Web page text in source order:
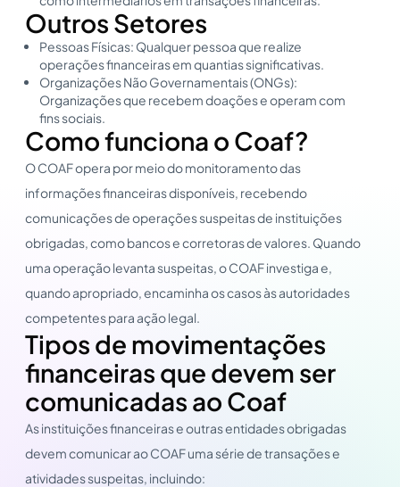
Outros Setores
Pessoas Físicas: Qualquer pessoa que realize
operações financeiras em quantias significativas.
Organizações Não Governamentais (ONGs):
Organizações que recebem doações e operam com
fins sociais.
Como funciona o Coaf?
O COAF opera por meio do monitoramento das
informações financeiras disponíveis, recebendo
comunicações de operações suspeitas de instituições
obrigadas, como bancos e corretoras de valores. Quando
uma operação levanta suspeitas, o COAF investiga e,
quando apropriado, encaminha os casos às autoridades
competentes para ação legal.
Tipos de movimentações
financeiras que devem ser
comunicadas ao Coaf
As instituições financeiras e outras entidades obrigadas
devem comunicar ao COAF uma série de transações e
atividades suspeitas, incluindo: